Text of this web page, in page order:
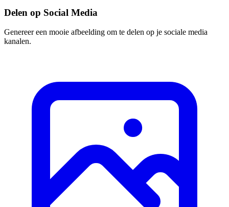
Delen op Social Media
Genereer een mooie afbeelding om te delen op je sociale media
kanalen.